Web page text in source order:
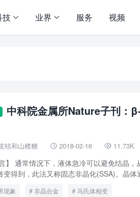
技 业界 服务 视频
中科院金属所Nature子刊：
桔和山楂糖  2018-02-16  11.73K
】 通常情况下，液体急冷可以避免结晶
变得到，此法又称固态非晶化(SSA)。晶
现象 非晶合金 马氏体相变